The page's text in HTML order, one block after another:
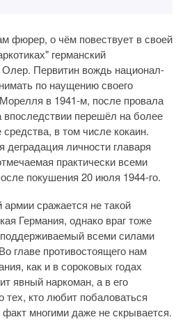
фюрер, о чём повествует в своей
германский
Первитин вождь национал-
по наущению своего
в 1941-м, после провала
впоследствии перешёл на более
в том числе кокаин.
деградация личности главаря
практически всеми
покушения 20 июля 1944-го.
армии сражается не такой
Германия, однако враг тоже
всеми силами
главе противостоящего нам
как и в сороковых годах
явный наркоман, а в его
тех, кто любит побаловаться
многими даже не скрывается.